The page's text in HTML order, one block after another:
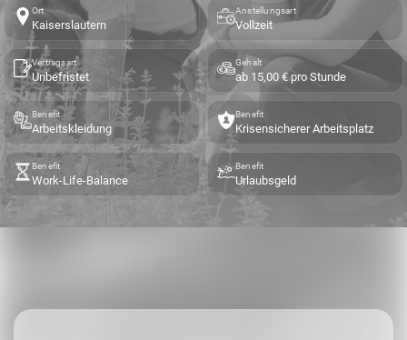
Ort
Kaiserslautern
Anstellungsart
Vollzeit
Vertragsart
Unbefristet
Gehalt
ab 15,00 € pro Stunde
Benefit
Arbeitskleidung
Benefit
Krisensicherer Arbeitsplatz
Benefit
Work-Life-Balance
Benefit
Urlaubsgeld